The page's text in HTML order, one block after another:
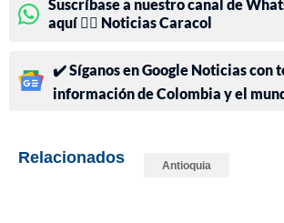
Suscríbase a nuestro canal de
aquí 👉🏻 Noticias Caracol
✔️ Síganos en Google Noticias con
información de Colombia y el
Relacionados Antioquia